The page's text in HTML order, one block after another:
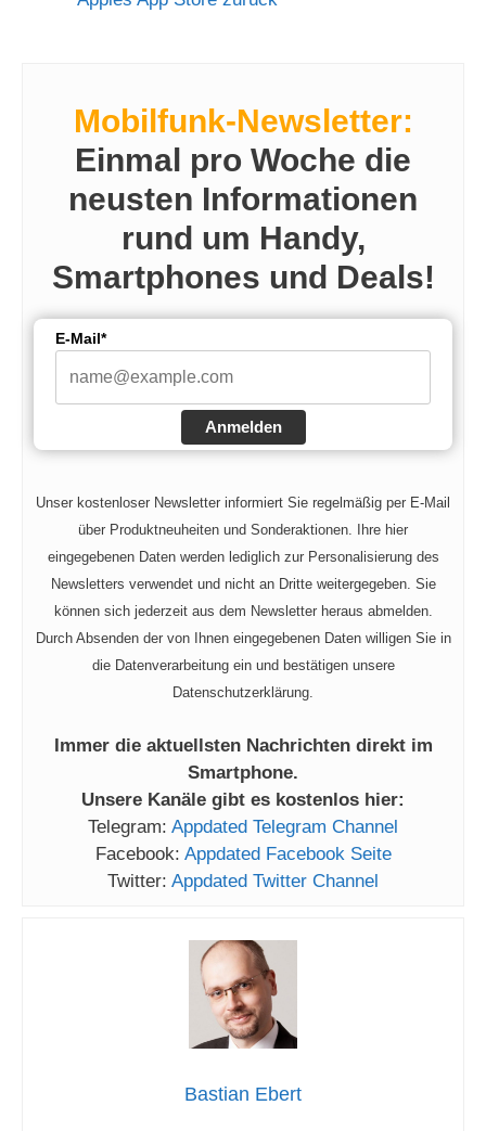
Mobilfunk-Newsletter:
Einmal pro Woche die
neusten Informationen
rund um Handy,
Smartphones und Deals!
E-Mail*
Anmelden
Unser kostenloser Newsletter informiert Sie regelmäßig per E-Mail
über Produktneuheiten und Sonderaktionen. Ihre hier
eingegebenen Daten werden lediglich zur Personalisierung des
Newsletters verwendet und nicht an Dritte weitergegeben. Sie
können sich jederzeit aus dem Newsletter heraus abmelden.
Durch Absenden der von Ihnen eingegebenen Daten willigen Sie in
die Datenverarbeitung ein und bestätigen unsere
Datenschutzerklärung.
Immer die aktuellsten Nachrichten direkt im
Smartphone.
Unsere Kanäle gibt es kostenlos hier:
Telegram: Appdated Telegram Channel
Facebook: Appdated Facebook Seite
Twitter: Appdated Twitter Channel
Bastian Ebert